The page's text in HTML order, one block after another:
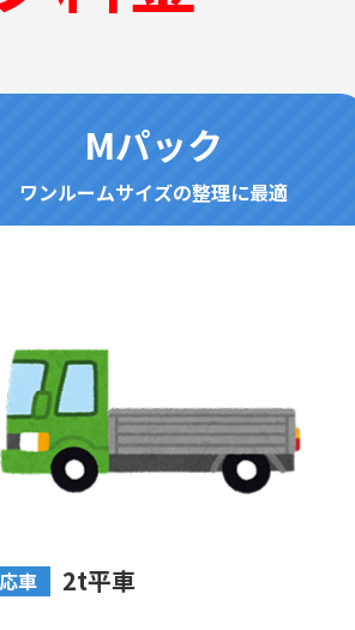
Mパック
ワンルームサイズの整理に最適
車 2t平車